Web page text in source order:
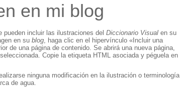
en mi blog
pueden incluir las ilustraciones del Diccionario Visual en su
en su blog, haga clic en el hipervínculo «Incluir una
de una página de contenido. Se abrirá una nueva página,
Copie la etiqueta HTML asociada y péguela en
ninguna modificación en la ilustración o terminología
de agua.